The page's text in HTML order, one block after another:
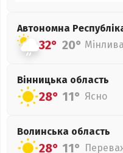
Автономна
32° 20°
Вінницька область
28° 11° Ясно
Волинська область
28° 11°